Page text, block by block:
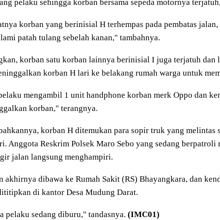
pelaku sehingga korban bersama sepeda motornya
korban yang berinisial H terhempas pada pembatas
patah tulang sebelah kanan," tambahnya.
korban satu korban lainnya berinisial I juga terjatuh dan
korban H lari ke belakang rumah warga untuk
mengambil 1 unit handphone korban merk Oppo dan
korban," terangnya.
korban H ditemukan para sopir truk yang
Anggota Reskrim Polsek Maro Sebo yang sedang
jalan langsung menghampiri.
akhirnya dibawa ke Rumah Sakit (RS) Bhayangkara, dan
di kantor Desa Mudung Darat.
pelaku sedang diburu," tandasnya. (IMC01)